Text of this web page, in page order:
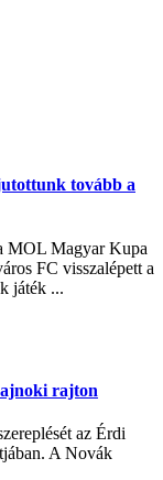
tovább a
MOL Magyar Kupa
FC visszalépett a
játék ...
rajton
az Érdi
A Novák